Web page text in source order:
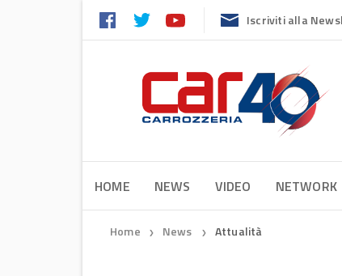
Iscriviti alla
HOME NEWS VIDEO NETWORK
Home ❯ News ❯ Attualità